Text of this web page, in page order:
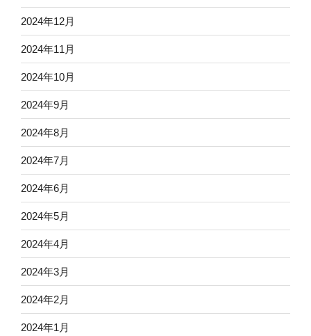
2024年12月
2024年11月
2024年10月
2024年9月
2024年8月
2024年7月
2024年6月
2024年5月
2024年4月
2024年3月
2024年2月
2024年1月